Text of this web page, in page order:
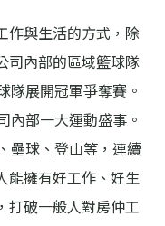
作與生活的方式，除
司內部的區域籃球隊
隊展開冠軍爭奪賽。
內部一大運動盛事。
壘球、登山等，連續
能擁有好工作、好生
打破一般人對房仲工